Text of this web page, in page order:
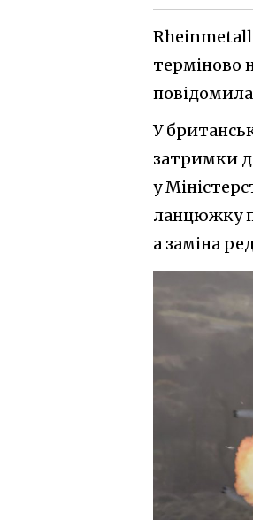
Rheinmetall
терміново
У
затримки
у
ланцюжку
а заміна